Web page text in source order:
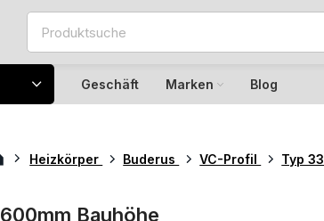
Geschäft Marken Blog
Heizkörper Buderus VC-Profil Typ 33
600mm Bauhöhe